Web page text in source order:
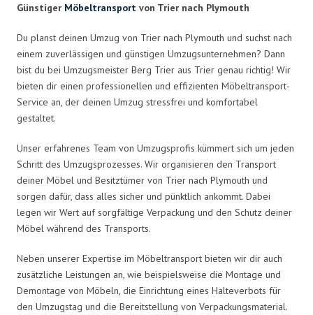
Günstiger Möbeltransport von Trier nach Plymouth
Du planst deinen Umzug von Trier nach Plymouth und suchst nach
einem zuverlässigen und günstigen Umzugsunternehmen? Dann
bist du bei Umzugsmeister Berg Trier aus Trier genau richtig! Wir
bieten dir einen professionellen und effizienten Möbeltransport-
Service an, der deinen Umzug stressfrei und komfortabel
gestaltet.
Unser erfahrenes Team von Umzugsprofis kümmert sich um jeden
Schritt des Umzugsprozesses. Wir organisieren den Transport
deiner Möbel und Besitztümer von Trier nach Plymouth und
sorgen dafür, dass alles sicher und pünktlich ankommt. Dabei
legen wir Wert auf sorgfältige Verpackung und den Schutz deiner
Möbel während des Transports.
Neben unserer Expertise im Möbeltransport bieten wir dir auch
zusätzliche Leistungen an, wie beispielsweise die Montage und
Demontage von Möbeln, die Einrichtung eines Halteverbots für
den Umzugstag und die Bereitstellung von Verpackungsmaterial.